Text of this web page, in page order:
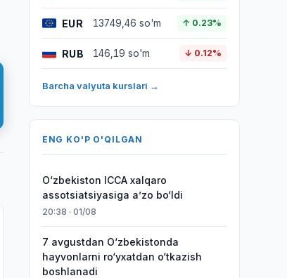
EUR 13749,46 so'm ↑ 0.23%
RUB 146,19 so'm ↓ 0.12%
Barcha valyuta kurslari →
ENG KO'P O'QILGAN
O‘zbekiston ICCA xalqaro
assotsiatsiyasiga aʼzo bo‘ldi
20:38 · 01/08
7 avgustdan O‘zbekistonda
hayvonlarni ro‘yxatdan o‘tkazish
boshlanadi